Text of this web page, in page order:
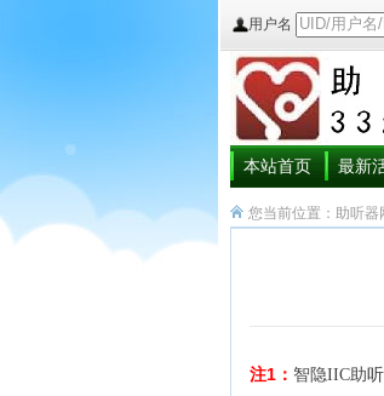
用户名
本站首页 最新
您当前位置： 助听器
注1： 智隐IIC助听